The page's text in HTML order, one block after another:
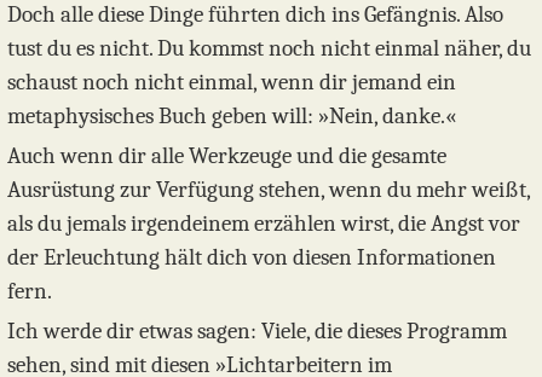
Doch alle diese Dinge führten dich ins Gefängnis. Also
tust du es nicht. Du kommst noch nicht einmal näher, du
schaust noch nicht einmal, wenn dir jemand ein
metaphysisches Buch geben will: »Nein, danke.«
Auch wenn dir alle Werkzeuge und die gesamte
Ausrüstung zur Verfügung stehen, wenn du mehr weißt,
als du jemals irgendeinem erzählen wirst, die Angst vor
der Erleuchtung hält dich von diesen Informationen
fern.
Ich werde dir etwas sagen: Viele, die dieses Programm
sehen, sind mit diesen »Lichtarbeitern im